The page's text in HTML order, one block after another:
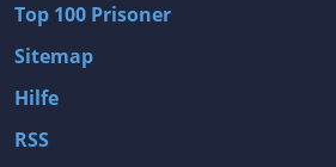
Top 100 Prisoner
Sitemap
Hilfe
RSS